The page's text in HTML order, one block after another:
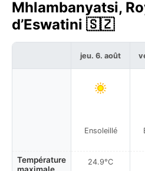
Mhlambanyatsi,
d’Eswatini 🇸🇿
Température
jeu. 6. août
Ensoleillé
24.9°C